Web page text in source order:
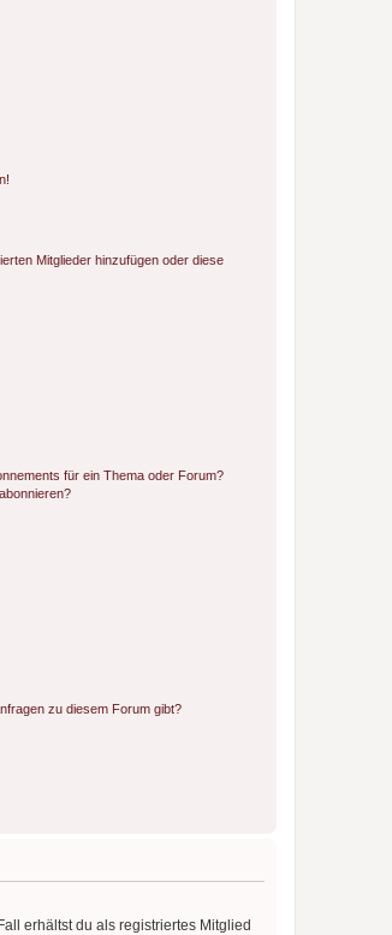
Mitglieder hinzufügen oder diese
für ein Thema oder Forum?
zu diesem Forum gibt?
erhältst du als registriertes Mitglied